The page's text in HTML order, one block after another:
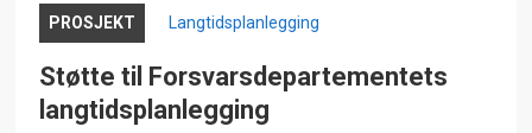
PROSJEKT Langtidsplanlegging
Støtte til Forsvarsdepartementets
langtidsplanlegging